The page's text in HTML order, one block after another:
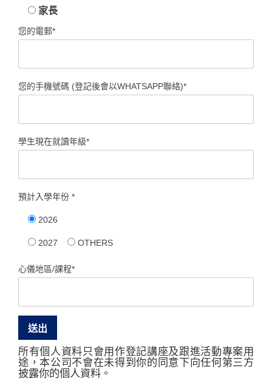
家長
您的電郵*
您的手機號碼 (登記後會以WHATSAPP聯絡)*
學生現在就讀年級*
預計入學年份 *
2026
2027 OTHERS
心儀地區/課程*
所有個人資料只會用作登記講座及跟進活動專案用
途，本公司不會在未得到你的同意下向任何第三方
披露你的個人資料。